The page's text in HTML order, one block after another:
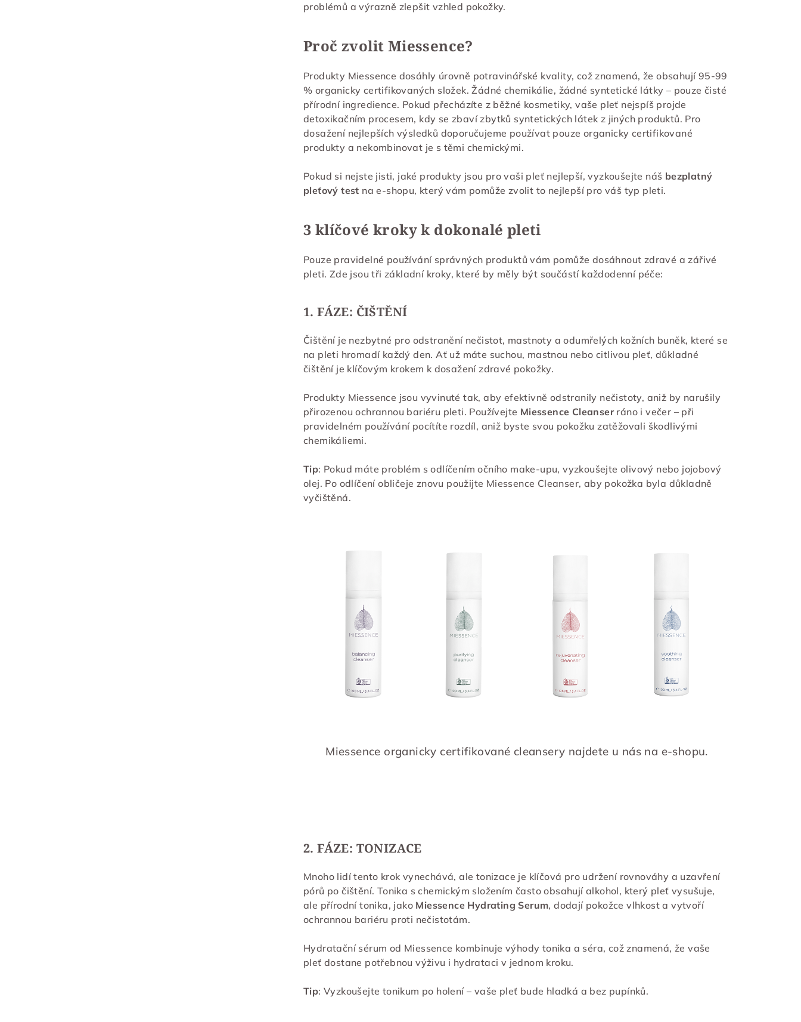
problémů a výrazně zlepšit vzhled pokožky.
Proč zvolit Miessence?
Produkty Miessence dosáhly úrovně potravinářské kvality, což znamená, že obsahují 95-99
% organicky certifikovaných složek. Žádné chemikálie, žádné syntetické látky – pouze čisté
přírodní ingredience. Pokud přecházíte z běžné kosmetiky, vaše pleť nejspíš projde
detoxikačním procesem, kdy se zbaví zbytků syntetických látek z jiných produktů. Pro
dosažení nejlepších výsledků doporučujeme používat pouze organicky certifikované
produkty a nekombinovat je s těmi chemickými.
Pokud si nejste jisti, jaké produkty jsou pro vaši pleť nejlepší, vyzkoušejte náš bezplatný
pleťový test na e-shopu, který vám pomůže zvolit to nejlepší pro váš typ pleti.
3 klíčové kroky k dokonalé pleti
Pouze pravidelné používání správných produktů vám pomůže dosáhnout zdravé a zářivé
pleti. Zde jsou tři základní kroky, které by měly být součástí každodenní péče:
1. FÁZE: ČIŠTĚNÍ
Čištění je nezbytné pro odstranění nečistot, mastnoty a odumřelých kožních buněk, které se
na pleti hromadí každý den. Ať už máte suchou, mastnou nebo citlivou pleť, důkladné
čištění je klíčovým krokem k dosažení zdravé pokožky.
Produkty Miessence jsou vyvinuté tak, aby efektivně odstranily nečistoty, aniž by narušily
přirozenou ochrannou bariéru pleti. Používejte Miessence Cleanserráno i večer – při
pravidelném používání pocítíte rozdíl, aniž byste svou pokožku zatěžovali škodlivými
chemikáliemi.
Tip: Pokud máte problém s odlíčením očního make-upu, vyzkoušejte olivový nebo jojobový
olej. Po odlíčení obličeje znovu použijte Miessence Cleanser, aby pokožka byla důkladně
vyčištěná.
Miessence organicky certifikované cleansery najdete u nás na e-shopu.
2. FÁZE: TONIZACE
Mnoho lidí tento krok vynechává, ale tonizace je klíčová pro udržení rovnováhy a uzavření
pórů po čištění. Tonika s chemickým složením často obsahují alkohol, který pleť vysušuje,
ale přírodní tonika, jako Miessence Hydrating Serum, dodají pokožce vlhkost a vytvoří
ochrannou bariéru proti nečistotám.
Hydratační sérum od Miessence kombinuje výhody tonika a séra, což znamená, že vaše
pleť dostane potřebnou výživu i hydrataci v jednom kroku.
Tip: Vyzkoušejte tonikum po holení – vaše pleť bude hladká a bez pupínků.